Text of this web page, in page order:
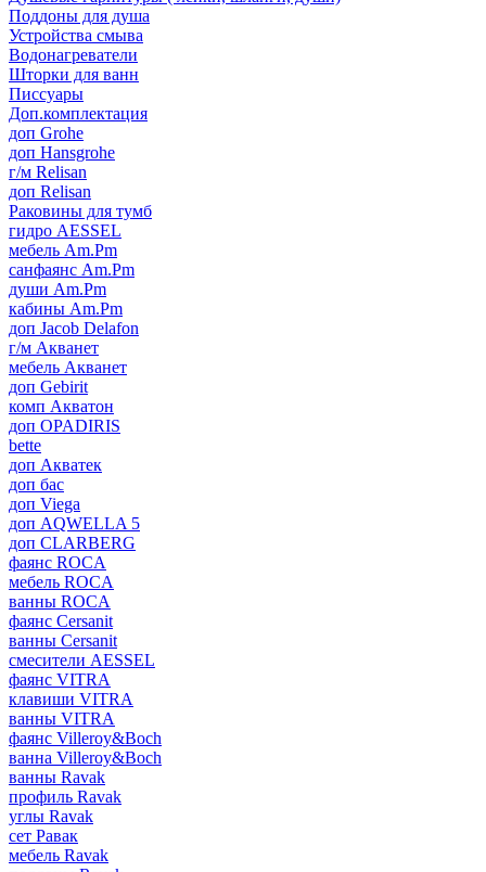
Поддоны для душа
Устройства смыва
Водонагреватели
Шторки для ванн
Писсуары
Доп.комплектация
доп Grohe
доп Hansgrohe
г/м Relisan
доп Relisan
Раковины для тумб
гидро AESSEL
мебель Am.Pm
санфаянс Am.Pm
души Am.Pm
кабины Am.Pm
доп Jacob Delafon
г/м Акванет
мебель Акванет
доп Gebirit
комп Акватон
доп OPADIRIS
bette
доп Акватек
доп бас
доп Viega
доп AQWELLA 5
доп CLARBERG
фаянс ROCA
мебель ROCA
ванны ROCA
фаянс Cersanit
ванны Cersanit
смесители AESSEL
фаянс VITRA
клавиши VITRA
ванны VITRA
фаянс Villeroy&Boch
ванна Villeroy&Boch
ванны Ravak
профиль Ravak
углы Ravak
сет Равак
мебель Ravak